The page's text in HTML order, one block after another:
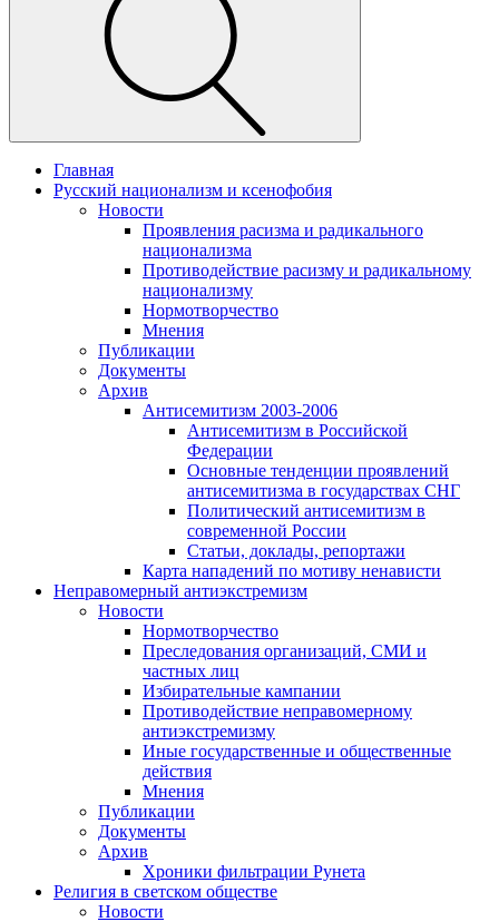
Главная
Русский национализм и ксенофобия
Новости
Проявления расизма и радикального
национализма
Противодействие расизму и радикальному
национализму
Нормотворчество
Мнения
Публикации
Документы
Архив
Антисемитизм 2003-2006
Антисемитизм в Российской
Федерации
Основные тенденции проявлений
антисемитизма в государствах СНГ
Политический антисемитизм в
современной России
Статьи, доклады, репортажи
Карта нападений по мотиву ненависти
Неправомерный антиэкстремизм
Новости
Нормотворчество
Преследования организаций, СМИ и
частных лиц
Избирательные кампании
Противодействие неправомерному
антиэкстремизму
Иные государственные и общественные
действия
Мнения
Публикации
Документы
Архив
Хроники фильтрации Рунета
Религия в светском обществе
Новости